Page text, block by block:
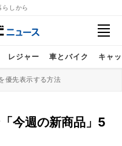
らしから
レジャー 車とバイク キャ
優先表示する方法
今週の新商品」5